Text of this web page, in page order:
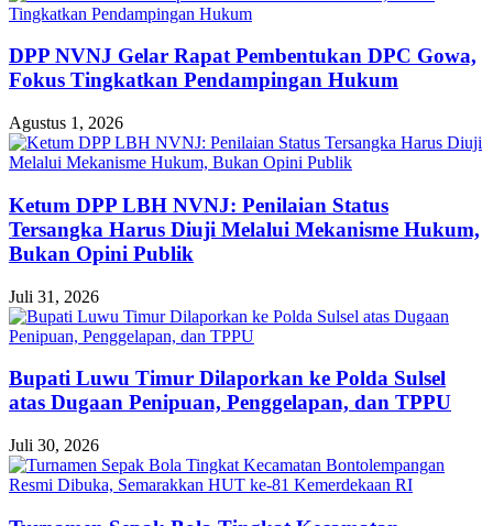
DPP NVNJ Gelar Rapat Pembentukan DPC Gowa,
Fokus Tingkatkan Pendampingan Hukum
Agustus 1, 2026
Ketum DPP LBH NVNJ: Penilaian Status
Tersangka Harus Diuji Melalui Mekanisme Hukum,
Bukan Opini Publik
Juli 31, 2026
Bupati Luwu Timur Dilaporkan ke Polda Sulsel
atas Dugaan Penipuan, Penggelapan, dan TPPU
Juli 30, 2026